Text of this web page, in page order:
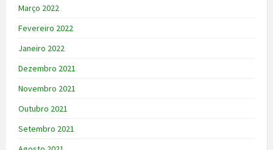
Março 2022
Fevereiro 2022
Janeiro 2022
Dezembro 2021
Novembro 2021
Outubro 2021
Setembro 2021